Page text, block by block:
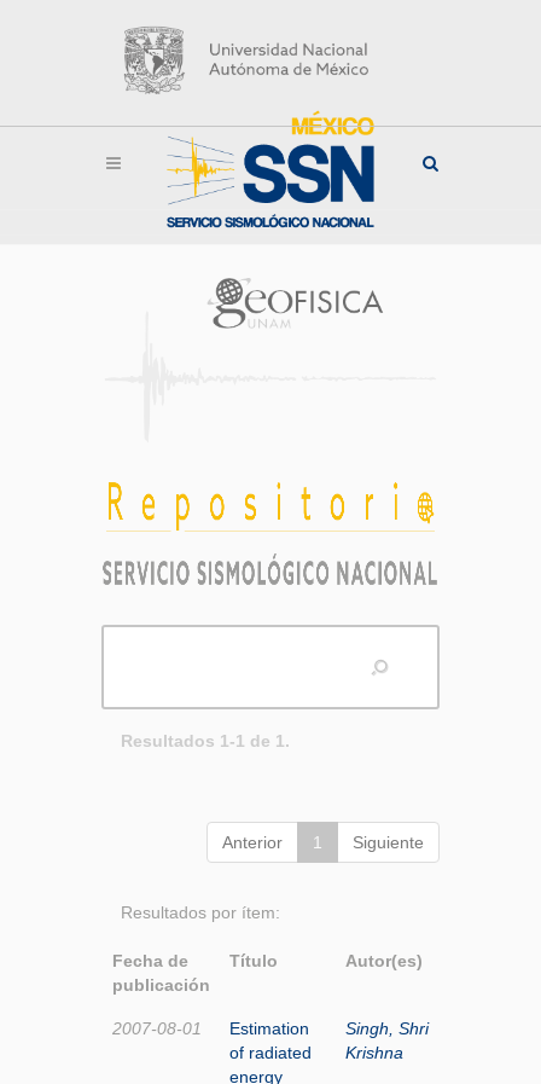
Resultados 1-1 de 1.
Anterior 1 Siguiente
Resultados por ítem:
Fecha de
publicación
Título Autor(es)
2007-08-01
Estimation
of radiated
energy
Singh, Shri
Krishna